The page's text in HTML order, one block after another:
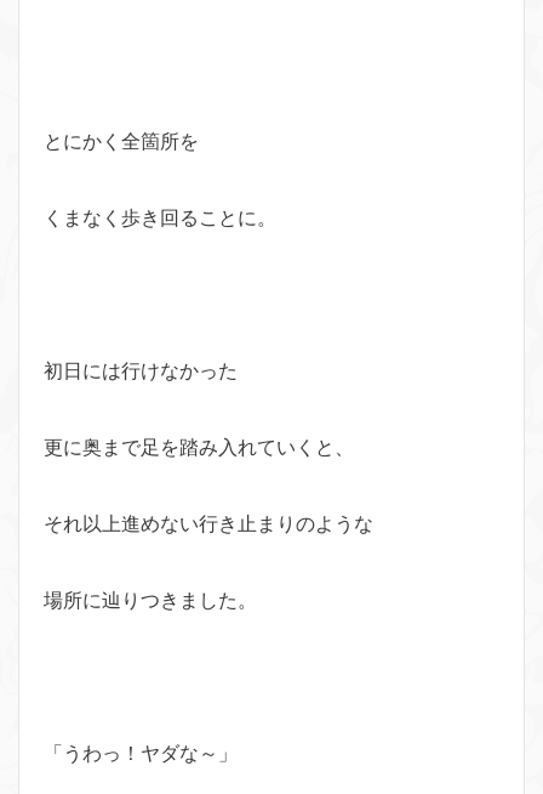
とにかく全箇所を
くまなく歩き回ることに。
初日には行けなかった
更に奥まで足を踏み入れていくと、
それ以上進めない行き止まりのような
場所に辿りつきました。
「うわっ！ヤダな～」